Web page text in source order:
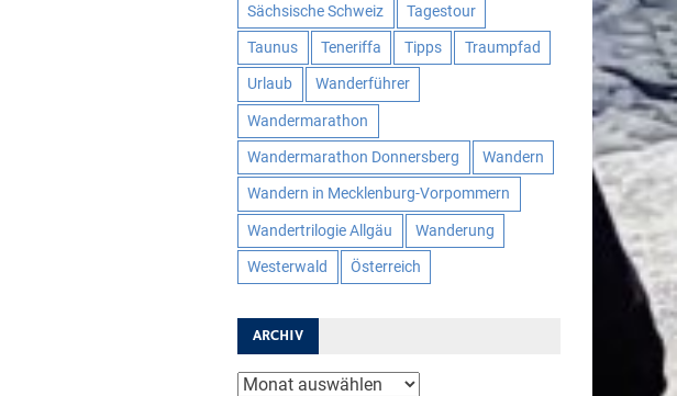
Sächsische Schweiz Tagestour
Taunus Teneriffa Tipps Traumpfad
Urlaub Wanderführer
Wandermarathon
Wandermarathon Donnersberg Wandern
Wandern in Mecklenburg-Vorpommern
Wandertrilogie Allgäu Wanderung
Westerwald Österreich
ARCHIV
Archiv